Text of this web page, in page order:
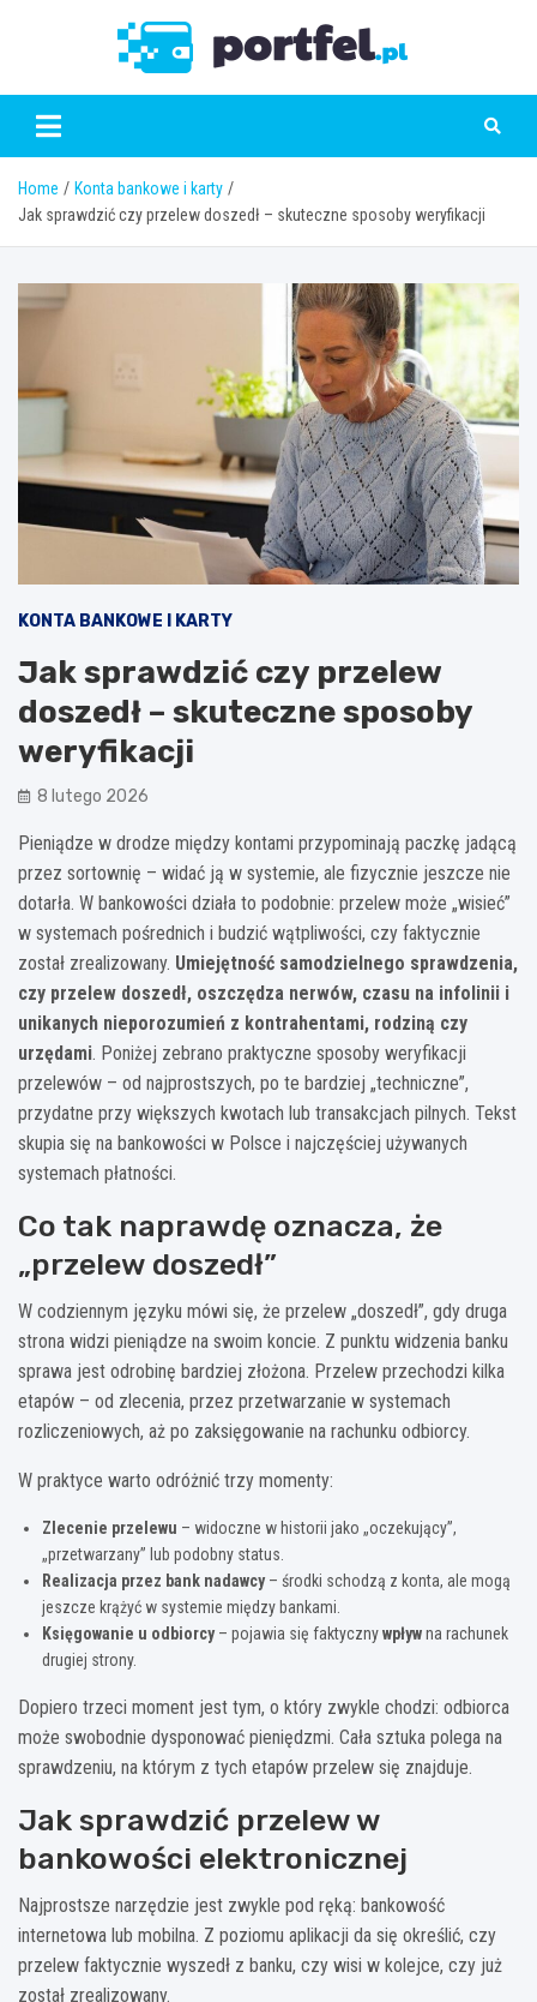
Home
Konta bankowe i karty
Jak sprawdzić czy przelew doszedł – skuteczne sposoby weryfikacji
KONTA BANKOWE I KARTY
Jak sprawdzić czy przelew
doszedł – skuteczne sposoby
weryfikacji
8 lutego 2026
Pieniądze w drodze między kontami przypominają paczkę jadącą
przez sortownię – widać ją w systemie, ale fizycznie jeszcze nie
dotarła. W bankowości działa to podobnie: przelew może „wisieć”
w systemach pośrednich i budzić wątpliwości, czy faktycznie
został zrealizowany. Umiejętność samodzielnego sprawdzenia,
czy przelew doszedł, oszczędza nerwów, czasu na infolinii i
unikanych nieporozumień z kontrahentami, rodziną czy
urzędami. Poniżej zebrano praktyczne sposoby weryfikacji
przelewów – od najprostszych, po te bardziej „techniczne”,
przydatne przy większych kwotach lub transakcjach pilnych. Tekst
skupia się na bankowości w Polsce i najczęściej używanych
systemach płatności.
Co tak naprawdę oznacza, że
„przelew doszedł”
W codziennym języku mówi się, że przelew „doszedł”, gdy druga
strona widzi pieniądze na swoim koncie. Z punktu widzenia banku
sprawa jest odrobinę bardziej złożona. Przelew przechodzi kilka
etapów – od zlecenia, przez przetwarzanie w systemach
rozliczeniowych, aż po zaksięgowanie na rachunku odbiorcy.
W praktyce warto odróżnić trzy momenty:
Zlecenie przelewu – widoczne w historii jako „oczekujący”,
„przetwarzany” lub podobny status.
Realizacja przez bank nadawcy– środki schodzą z konta, ale mogą
jeszcze krążyć w systemie między bankami.
Księgowanie u odbiorcy– pojawia się faktycznywpływna rachunek
drugiej strony.
Dopiero trzeci moment jest tym, o który zwykle chodzi: odbiorca
może swobodnie dysponować pieniędzmi. Cała sztuka polega na
sprawdzeniu, na którym z tych etapów przelew się znajduje.
Jak sprawdzić przelew w
bankowości elektronicznej
Najprostsze narzędzie jest zwykle pod ręką: bankowość
internetowa lub mobilna. Z poziomu aplikacji da się określić, czy
przelew faktycznie wyszedł z banku, czy wisi w kolejce, czy już
został zrealizowany.